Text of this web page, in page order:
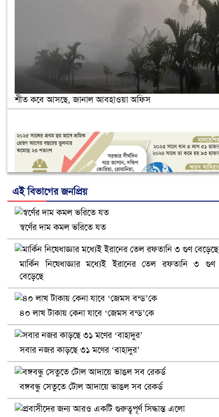
শীত কবে আসছে, জানাল আবহাওয়া অফিস
নানা সংকটে রিক্রুটিং এজেন্সি, হুমকির মুখে শ্রম রপ্তানি
খুলনায় বিএনপি অফিসে গুলি-বোমা হামলা, নিহত ১
এই বিভাগের জনপ্রিয়
স্বর্ণের দাম কমল ভরিতে যত
মার্কিন নিষেধাজ্ঞার মধ্যেই ইরানের তেল রফতানি ৩ গুণ
বেড়েছে
৪০ লাখ টাকায় কেনা যাবে ‘জেমস বন্ড’কে
সবার নজর কাড়ছে ৩১ মণের ‘বাহাদুর’
বঙ্গবন্ধু সেতুতে টোল আদায়ে ভাঙল সব রেকর্ড